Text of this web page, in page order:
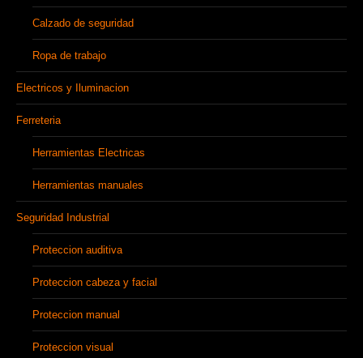
Calzado de seguridad
Ropa de trabajo
Electricos y Iluminacion
Ferreteria
Herramientas Electricas
Herramientas manuales
Seguridad Industrial
Proteccion auditiva
Proteccion cabeza y facial
Proteccion manual
Proteccion visual